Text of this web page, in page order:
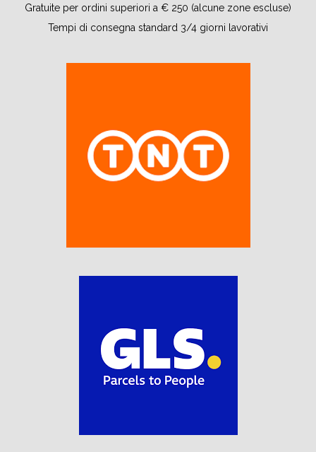
Gratuite per ordini superiori a € 250 (alcune zone escluse)
Tempi di consegna standard 3/4 giorni lavorativi